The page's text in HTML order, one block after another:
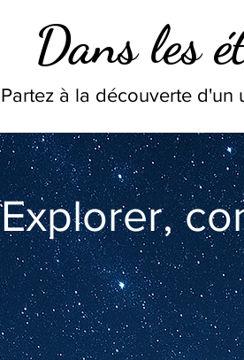
Dans les
Partez à la découverte d'un
Explorer,